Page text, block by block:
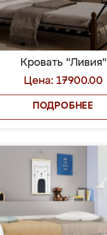
Кровать "Ливия"
Цена: 17900.00
ПОДРОБНЕЕ